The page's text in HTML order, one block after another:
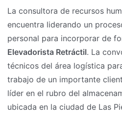
La consultora de recursos
encuentra liderando un
personal para incorporar de
Elevadorista Retráctil. La
técnicos del área logística
trabajo de un importante
líder en el rubro del
ubicada en la ciudad de Las